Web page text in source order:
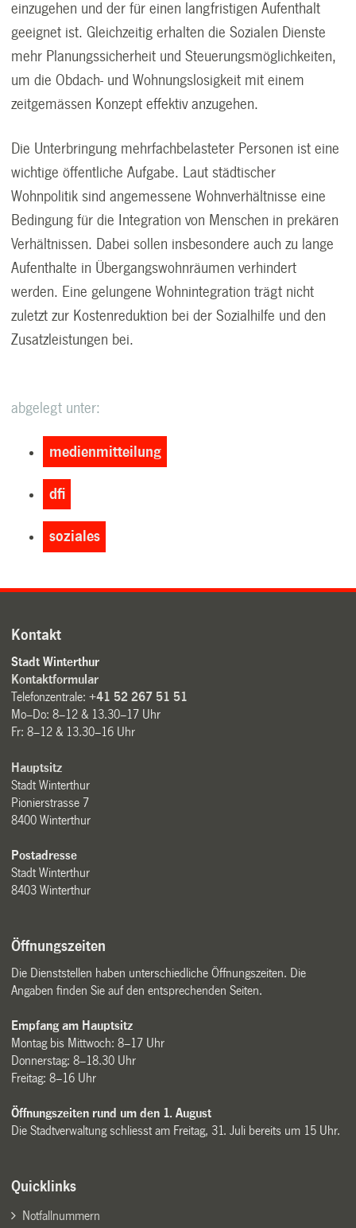
einzugehen und der für einen langfristigen Aufenthalt
geeignet ist. Gleichzeitig erhalten die Sozialen Dienste
mehr Planungssicherheit und Steuerungsmöglichkeiten,
um die Obdach- und Wohnungslosigkeit mit einem
zeitgemässen Konzept effektiv anzugehen.
Die Unterbringung mehrfachbelasteter Personen ist eine
wichtige öffentliche Aufgabe. Laut städtischer
Wohnpolitik sind angemessene Wohnverhältnisse eine
Bedingung für die Integration von Menschen in prekären
Verhältnissen. Dabei sollen insbesondere auch zu lange
Aufenthalte in Übergangswohnräumen verhindert
werden. Eine gelungene Wohnintegration trägt nicht
zuletzt zur Kostenreduktion bei der Sozialhilfe und den
Zusatzleistungen bei.
abgelegt unter:
medienmitteilung
dfi
soziales
Kontakt
Stadt Winterthur
Kontaktformular
Telefonzentrale:+41 52 267 51 51
Mo–Do: 8–12 & 13.30–17 Uhr
Fr: 8–12 & 13.30–16 Uhr
Hauptsitz
Stadt Winterthur
Pionierstrasse 7
8400 Winterthur
Postadresse
Stadt Winterthur
8403 Winterthur
Öffnungszeiten
Die Dienststellen haben unterschiedliche Öffnungszeiten. Die
Angaben finden Sie auf den entsprechenden Seiten.
Empfang am Hauptsitz
Montag bis Mittwoch: 8–17 Uhr
Donnerstag: 8–18.30 Uhr
Freitag: 8–16 Uhr
Öffnungszeiten rund um den 1. August
Die Stadtverwaltung schliesst am Freitag, 31. Juli bereits um 15 Uhr.
Quicklinks
Notfallnummern